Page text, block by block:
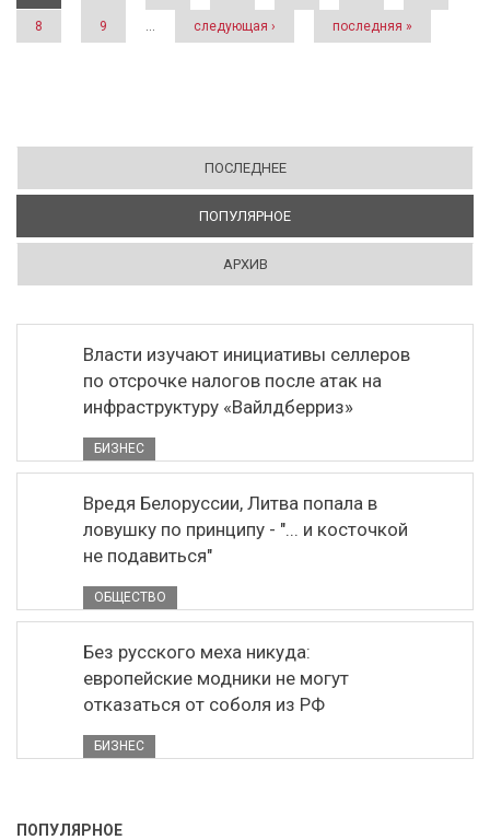
8 9 … следующая › последняя »
ПОСЛЕДНЕЕ
ПОПУЛЯРНОЕ
АРХИВ
Власти изучают инициативы селлеров
по отсрочке налогов после атак на
инфраструктуру «Вайлдберриз»
БИЗНЕС
Вредя Белоруссии, Литва попала в
ловушку по принципу - "... и косточкой
не подавиться"
ОБЩЕСТВО
Без русского меха никуда:
европейские модники не могут
отказаться от соболя из РФ
БИЗНЕС
ПОПУЛЯРНОЕ